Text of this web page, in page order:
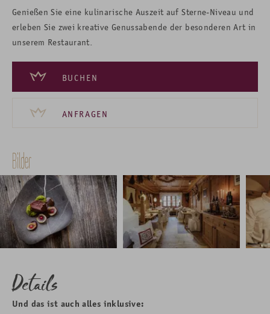
Genießen Sie eine kulinarische Auszeit auf Sterne-Niveau und
erleben Sie zwei kreative Genussabende der besonderen Art in
unserem Restaurant.
BUCHEN
ANFRAGEN
Bilder
Details
Und das ist auch alles inklusive: